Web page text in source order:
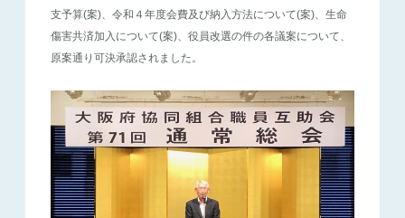
支予算(案)、令和４年度会費及び納入方法について(案)、生命
傷害共済加入について(案)、役員改選の件の各議案について、
原案通り可決承認されました。